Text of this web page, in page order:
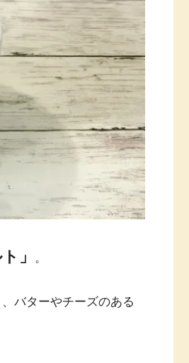
」 。
バターやチーズのある